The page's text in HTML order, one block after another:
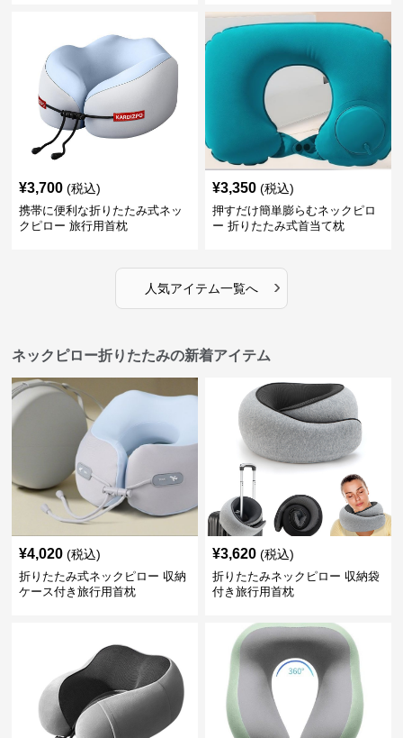
¥3,700 (税込)
携帯に便利な折りたたみ式ネッ
クピロー 旅行用首枕
¥3,350 (税込)
押すだけ簡単膨らむネックピロ
ー 折りたたみ式首当て枕
人気アイテム一覧へ ›
ネックピロー折りたたみの新着アイテム
¥4,020 (税込)
折りたたみ式ネックピロー 収納
ケース付き旅行用首枕
¥3,620 (税込)
折りたたみネックピロー 収納袋
付き旅行用首枕